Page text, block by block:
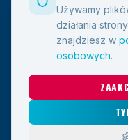
Używamy
działania
znajdziesz w
osobowych.